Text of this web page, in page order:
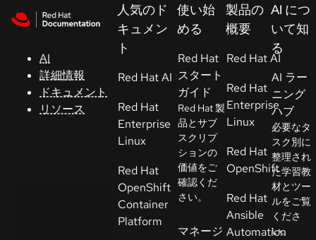
AI
詳細情報
ドキュメント
リソース
ト
コ
ン
ソ
ー
開
人気のド
キュメン
ト
Red Hat AI
Red Hat
Enterprise
Linux
Red Hat
OpenShift
Container
Platform
使い始
める
Red Hat
スタート
ガイド
Red Hat 製
品とサブ
スクリプ
ションの
価値をご
確認くだ
さい。
マネージ
製品の
概要
Red Hat AI
Red Hat
Enterprise
Linux
Red Hat
OpenShift
Red Hat
Ansible
Automation
AI につ
いて知
る
AI ラー
ニング
ハブ
必要なタ
スク別に
整理され
た学習教
材とツー
ルをご覧
くださ
い。